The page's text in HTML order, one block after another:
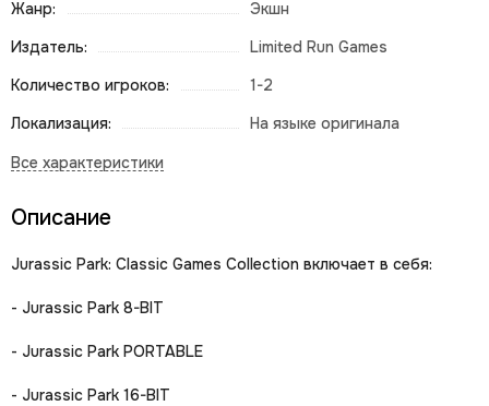
Жанр:
Экшн
Издатель:
Limited Run Games
Количество игроков:
1-2
Локализация:
На языке оригинала
Описание
Jurassic Park: Classic Games Collection включает в себя:
- Jurassic Park 8-BIT
- Jurassic Park PORTABLE
- Jurassic Park 16-BIT